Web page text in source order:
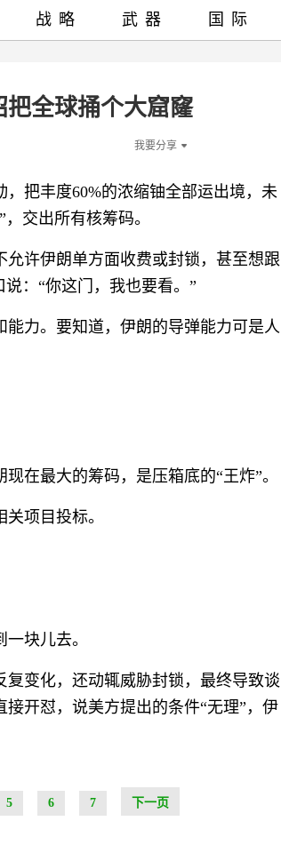
全球捅个大窟窿
我要分享
把丰度60%的浓缩铀全部运出境，未
交出所有核筹码。
许伊朗单方面收费或封锁，甚至想跟
：“你这门，我也要看。”
力。要知道，伊朗的导弹能力可是人
在最大的筹码，是压箱底的“王炸”。
项目投标。
块儿去。
变化，还动辄威胁封锁，最终导致谈
开怼，说美方提出的条件“无理”，伊
5 6 7 下一页
战略 武器 国际